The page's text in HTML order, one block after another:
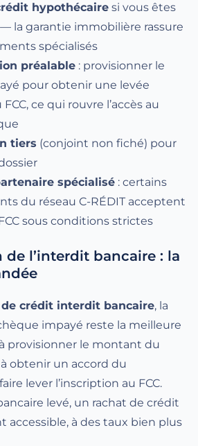
hypothécaire si vous êtes
la garantie immobilière rassure
spécialisés
préalable : provisionner le
pour obtenir une levée
ce qui rouvre l’accès au
tiers (conjoint non fiché) pour
spécialisé : certains
du réseau C-RÉDIT acceptent
sous conditions strictes
de l’interdit bancaire : la
de crédit interdit bancaire, la
impayé reste la meilleure
provisionner le montant du
obtenir un accord du
lever l’inscription au FCC.
levé, un rachat de crédit
accessible, à des taux bien plus